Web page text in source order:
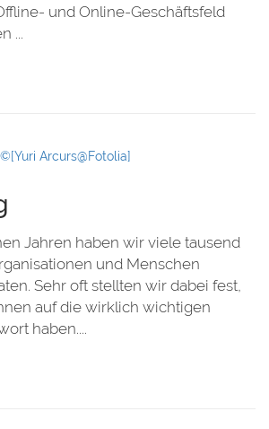
und Online-Geschäftsfeld
...
Jahren haben wir viele tausend
und Menschen
Sehr oft stellten wir dabei fest,
auf die wirklich wichtigen
haben....